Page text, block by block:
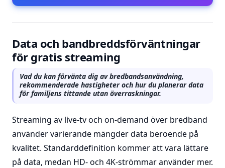
Data och bandbreddsförväntningar
för gratis streaming
Vad du kan förvänta dig av bredbandsanvändning,
rekommenderade hastigheter och hur du planerar data
för familjens tittande utan överraskningar.
Streaming av live-tv och on-demand över bredband
använder varierande mängder data beroende på
kvalitet. Standarddefinition kommer att vara lättare
på data, medan HD- och 4K-strömmar använder mer.